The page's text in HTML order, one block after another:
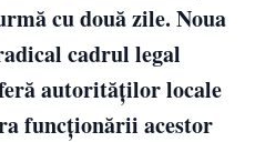
cu două zile. Noua
cadrul legal
autorităților locale
funcționării acestor